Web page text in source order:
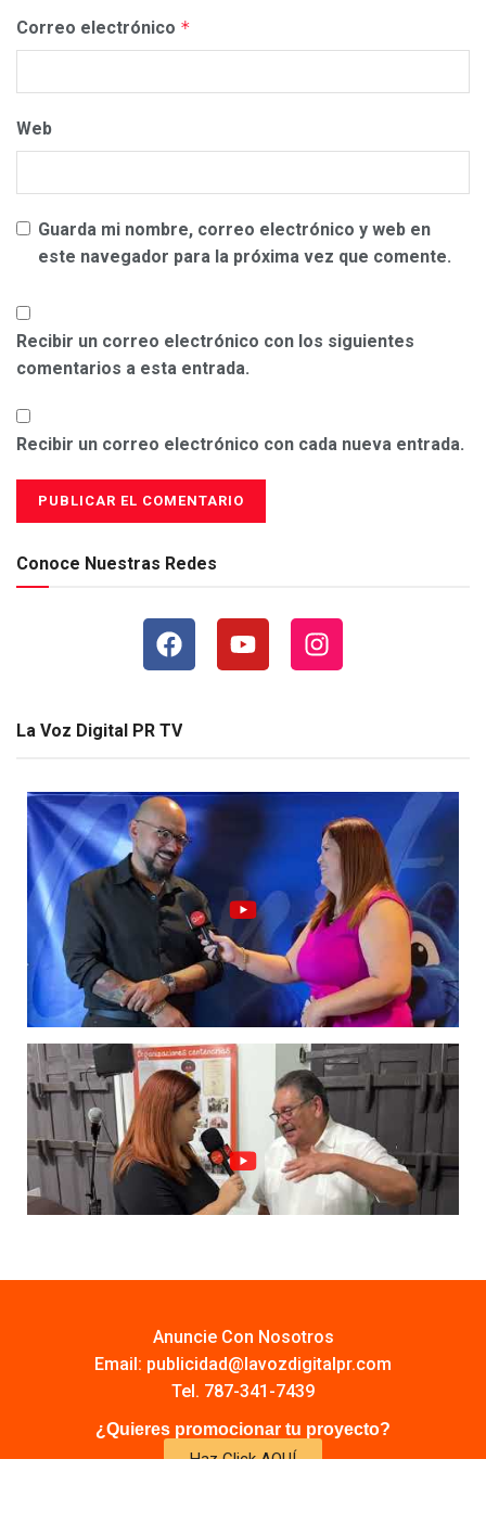
Correo electrónico *
Web
Guarda mi nombre, correo electrónico y web en
este navegador para la próxima vez que comente.
Recibir un correo electrónico con los siguientes
comentarios a esta entrada.
Recibir un correo electrónico con cada nueva entrada.
Conoce Nuestras Redes
La Voz Digital PR TV
Anuncie Con Nosotros
Email: publicidad@lavozdigitalpr.com
Tel. 787-341-7439
¿Quieres promocionar tu proyecto?
Haz Click AQUÍ